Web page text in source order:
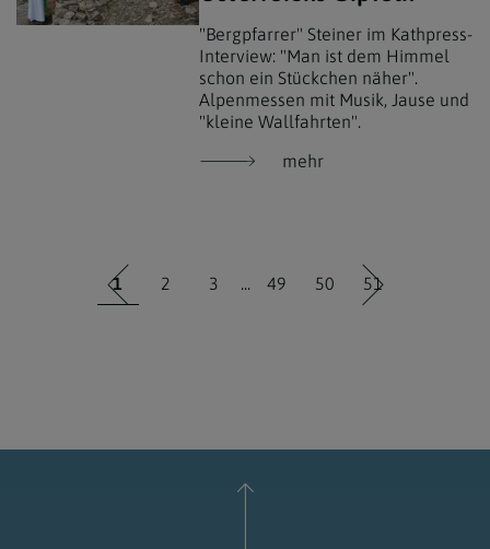
"Bergpfarrer" Steiner im Kathpress-
Interview: "Man ist dem Himmel
schon ein Stückchen näher".
Alpenmessen mit Musik, Jause und
"kleine Wallfahrten".
mehr
1 2 3 ... 49 50 51